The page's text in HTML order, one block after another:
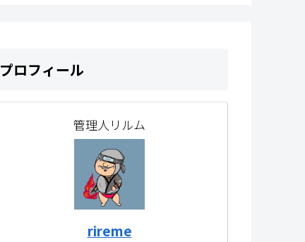
プロフィール
管理人リルム
rireme